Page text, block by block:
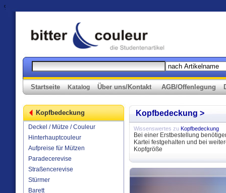
%>
Startseite Katalog Über uns/Kontakt AGB/Offenlegung
Kopfbedeckung
Deckel / Mütze / Couleur
Hinterhauptcouleur
Aufpreise für Mützen
Paradecerevise
Straßencerevise
Stürmer
Barett
Kopfbedeckung >
Wissenswertes zu Kopfbedeckung
Bei einer Erstbestellung
Kartei festgehalten und bei
Kopfgröße